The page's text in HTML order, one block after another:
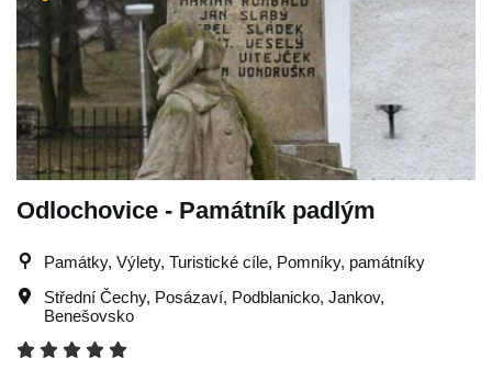
Odlochovice - Památník padlým
Památky, Výlety, Turistické cíle, Pomníky, památníky
Střední Čechy, Posázaví, Podblanicko, Jankov,
Benešovsko